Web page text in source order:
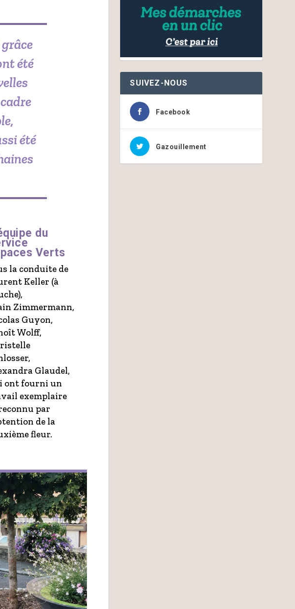
été
été
du
Verts
la conduite de
Keller (à
Zimmermann,
Guyon,
Wolff,
Glaudel,
ont fourni un
exemplaire
par
de la
fleur.
SUIVEZ-NOUS
Facebook
Gazouillement